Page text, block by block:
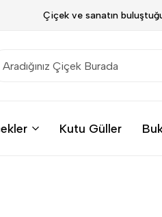
Çiçek ve sanatın
Kutu Güller